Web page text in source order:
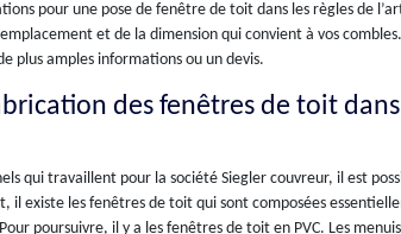
pour une pose de fenêtre de toit dans les règles de
et de la dimension qui convient à vos
plus amples informations ou un devis.
des fenêtres de toit
qui travaillent pour la société Siegler couvreur, il est
existe les fenêtres de toit qui sont composées
poursuivre, il y a les fenêtres de toit en PVC. Les